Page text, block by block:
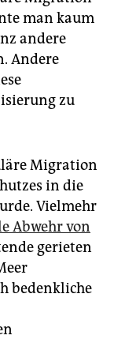
man kaum
andere
Andere
zu
Migration
in die
Vielmehr
Abwehr von
gerieten
bedenkliche